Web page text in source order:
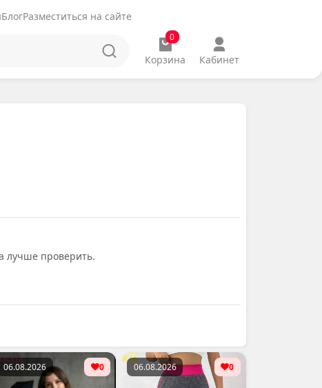
БлогРазместиться на сайте
0
Корзина Кабинет
лучше проверить.
06.08.2026 0 06.08.2026 0